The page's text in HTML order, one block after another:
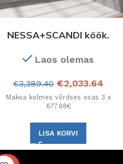
NESSA+SCANDI köök.
Laos olemas
€3,389.40 €2,033.64
Maksa kolmes võrdses osas 3 x
677.88€
LISA KORVI